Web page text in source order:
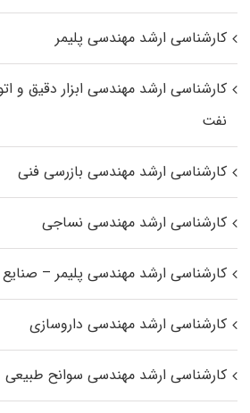
کارشناسی ارشد مهندسی پلیمر
کارشناسی ارشد مهندسی ابزار دقیق و
نفت
کارشناسی ارشد مهندسی بازرسی فنی
کارشناسی ارشد مهندسی نساجی
کارشناسی ارشد مهندسی پلیمر –
کارشناسی ارشد مهندسی داروسازی
کارشناسی ارشد مهندسی سوانح طبیعی